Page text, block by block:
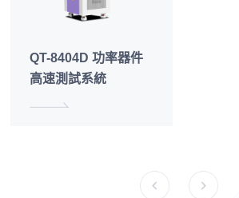
QT-8404D 功率器件
高速測試系統